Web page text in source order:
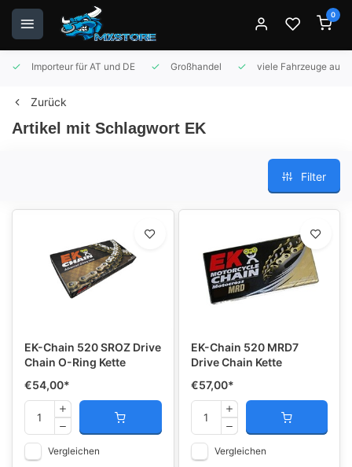
0
Importeur für AT und DE Großhandel viele Fahrzeuge auf
Zurück
Artikel mit Schlagwort EK
Filter
EK-Chain 520 SROZ Drive
Chain O-Ring Kette
€54,00*
Vergleichen
EK-Chain 520 MRD7
Drive Chain Kette
€57,00*
Vergleichen